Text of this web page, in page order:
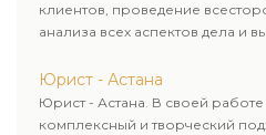
клиентов, проведение
анализа всех аспектов дела и
Юрист - Астана
Юрист - Астана. В своей
комплексный и творческий